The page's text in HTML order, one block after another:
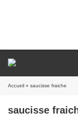
Accueil » saucisse fraiche
saucisse